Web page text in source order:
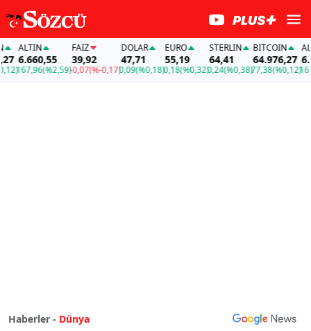
ALTIN
6.660,55
167,96(%2,59)
FAİZ
39,92
-0,07(%-0,17)
DOLAR
47,71
0,09(%0,18)
EURO
55,19
0,18(%0,32)
STERLIN
64,41
0,24(%0,38)
BITCOIN
64.976,27
77,38(%0,12)
Haberler - Dünya